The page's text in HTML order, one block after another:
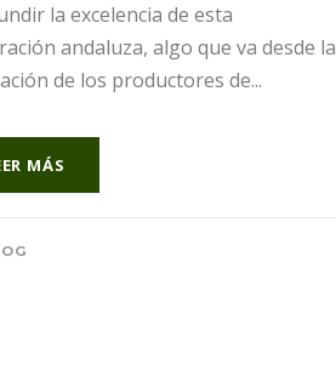
la excelencia de esta
andaluza, algo que va desde la
de los productores de...
MÁS